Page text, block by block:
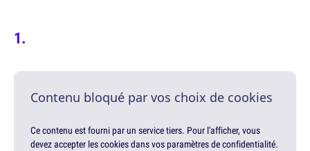
Contenu bloqué par vos choix de cookies
Ce contenu est fourni par un service tiers. Pour l'afficher, vous
devez accepter les cookies dans vos paramètres de confidentialité.